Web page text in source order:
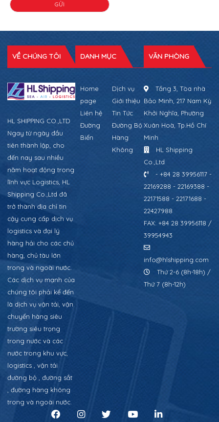
VỀ CHÚNG TÔI
HL SHIPPING CO.,LTD
Ngay từ ngày đầu
tiên thành lập, cho
đến nay sau nhiều
năm hoạt động trong
lĩnh vực Logistics, HL
Shipping Co.,Ltd đã
trở thành địa chỉ tin
cậy cung cấp dịch vụ
logistics và đại lý
hàng hải cho các chủ
hàng, chủ tàu lớn
trong và ngoài nước.
Các dịch vụ mạnh của
chúng tôi phải kể đến
là dịch vụ vận tải, vận
chuyển hàng siêu
trường siêu trọng
trong nước và các
nước trong khu vực,
logistics , vận tải
đường bộ , đường sắt
, đường hàng không
trong và ngoài nước.
DANH MỤC
Home
page
Dịch vụ
Giới thiệu
Liên hệ
Tin Tức
Đường
Biển
Đường Bộ
Hàng
Không
VĂN PHÒNG
Tầng 3, Tòa nhà
Bảo Minh, 217 Nam Kỳ
Khởi Nghĩa, Phường
Xuân Hoà, Tp.Hồ Chí
Minh
HL Shipping
Co.,Ltd
- +84 28 39956117 -
22169288 - 22169388 -
22171588 - 22171688 -
22427988
FAX: +84 28 39956118 /
39954943
info@hlshipping.com
Thứ 2-6 (8h-18h) /
Thứ 7 (8h-12h)